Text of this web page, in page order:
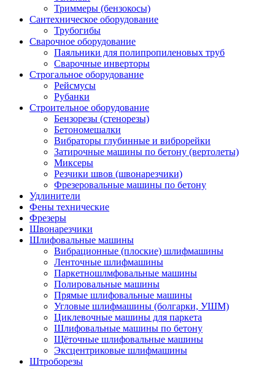
Триммеры (бензокосы)
Сантехническое оборудование
Трубогибы
Сварочное оборудование
Паяльники для полипропиленовых труб
Сварочные инверторы
Строгальное оборудование
Рейсмусы
Рубанки
Строительное оборудование
Бензорезы (стенорезы)
Бетономешалки
Вибраторы глубинные и виброрейки
Затирочные машины по бетону (вертолеты)
Миксеры
Резчики швов (швонарезчики)
Фрезеровальные машины по бетону
Удлинители
Фены технические
Фрезеры
Швонарезчики
Шлифовальные машины
Вибрационные (плоские) шлифмашины
Ленточные шлифмашины
Паркетношлмфовальные машины
Полировальные машины
Прямые шлифовальные машины
Угловые шлифмашины (болгарки, УШМ)
Циклевочные машины для паркета
Шлифовальные машины по бетону
Щёточные шлифовальные машины
Эксцентриковые шлифмашины
Штроборезы